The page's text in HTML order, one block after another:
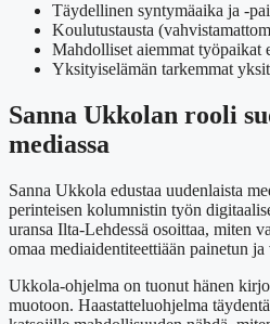
Täydellinen syntymäaika ja -
Koulutustausta
Mahdolliset aiemmat työpaikat
Yksityiselämän tarkemmat
Sanna Ukkolan rooli
mediassa
Sanna Ukkola edustaa uudenlaista
perinteisen kolumnistin työn
uransa Ilta-Lehdessä osoittaa, miten
omaa mediaidentiteettiään painetun
Ukkola-ohjelma on tuonut hänen
muotoon. Haastatteluohjelma